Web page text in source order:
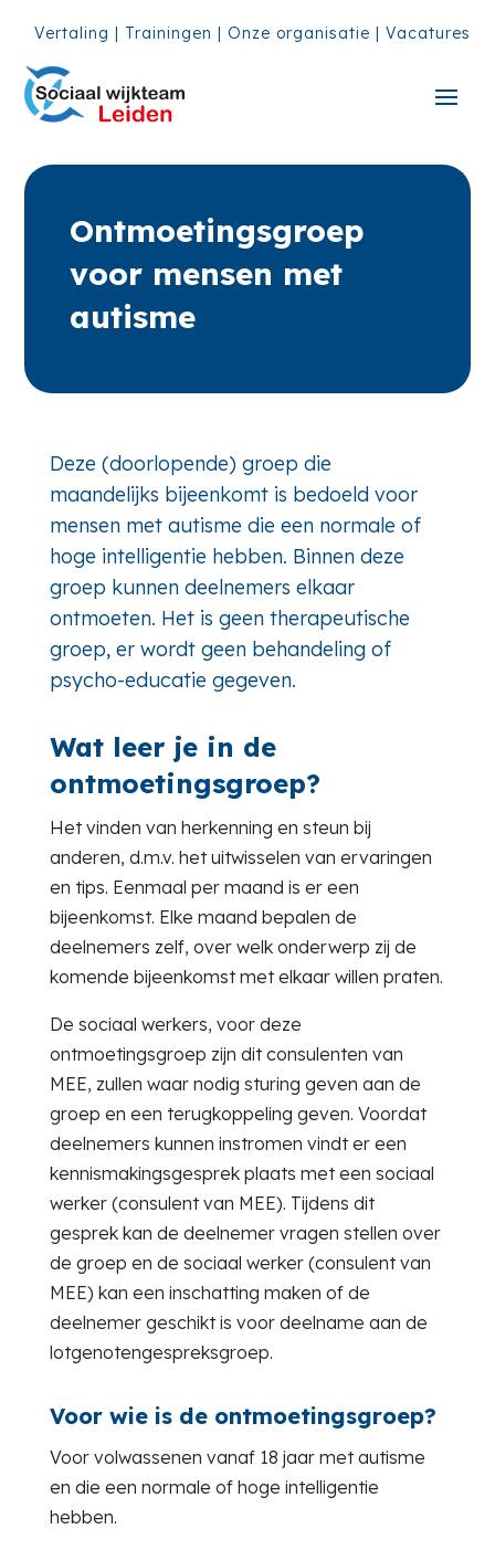
Vertaling | Trainingen | Onze organisatie | Vacatures
Ontmoetingsgroep
voor mensen met
autisme
Deze (doorlopende) groep die
maandelijks bijeenkomt is bedoeld voor
mensen met autisme die een normale of
hoge intelligentie hebben. Binnen deze
groep kunnen deelnemers elkaar
ontmoeten. Het is geen therapeutische
groep, er wordt geen behandeling of
psycho-educatie gegeven.
Wat leer je in de
ontmoetingsgroep?
Het vinden van herkenning en steun bij
anderen, d.m.v. het uitwisselen van ervaringen
en tips. Eenmaal per maand is er een
bijeenkomst. Elke maand bepalen de
deelnemers zelf, over welk onderwerp zij de
komende bijeenkomst met elkaar willen praten.
De sociaal werkers, voor deze
ontmoetingsgroep zijn dit consulenten van
MEE, zullen waar nodig sturing geven aan de
groep en een terugkoppeling geven. Voordat
deelnemers kunnen instromen vindt er een
kennismakingsgesprek plaats met een sociaal
werker (consulent van MEE). Tijdens dit
gesprek kan de deelnemer vragen stellen over
de groep en de sociaal werker (consulent van
MEE) kan een inschatting maken of de
deelnemer geschikt is voor deelname aan de
lotgenotengespreksgroep.
Voor wie is de ontmoetingsgroep?
Voor volwassenen vanaf 18 jaar met autisme
en die een normale of hoge intelligentie
hebben.